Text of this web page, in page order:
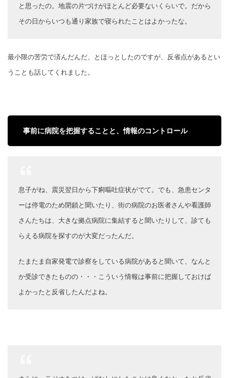
と思ったの。地震の片づけがほとんど必要ないくらいで。だから
その日からいつも通り家族で寝られたことはよかったな。
最小限の苦労で済んだんだ、とほっとしたのですが、反省点があるとい
うことも話してくれました。
事前に病院を把握することと、情報のコントロール
息子がね、震災翌日から下痢嘔吐症状がでて。でも、急患センタ
ーは停電のため閉鎖と聞いたり、街の病院のお医者さんや看護師
さんたちは、大きな拠点病院に集結すると聞いたりして、診ても
らえる病院を探すのが大変だったんだ。
たまたま自家発電で診察をしている病院があると聞いて、なんと
か受診できたものの・・・こういう情報は事前に把握しておけば
よかったと反省したんだよね。